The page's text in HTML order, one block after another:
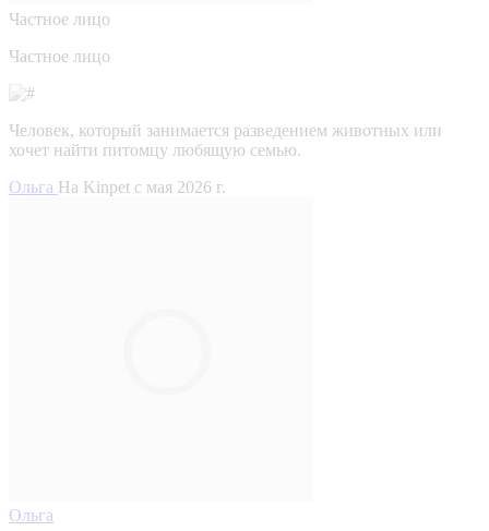
Частное лицо
Частное лицо
Человек, который занимается разведением животных или
хочет найти питомцу любящую семью.
Ольга На Kinpet c мая 2026 г.
Ольга